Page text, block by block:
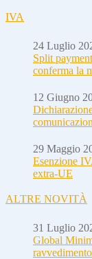
IVA
24 Luglio
Split
conferma la
12 Giugno
29 Maggio
Esenzione
extra-UE
ALTRE NOVITÀ
31 Luglio
Global